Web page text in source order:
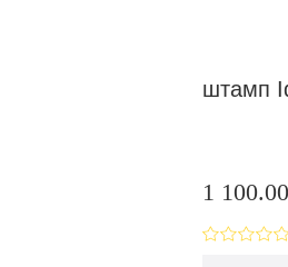
штамп
1 100.00